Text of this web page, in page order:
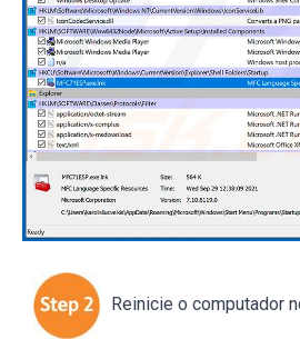
Reinicie o computador